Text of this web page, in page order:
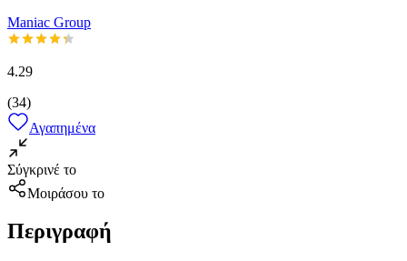
Maniac Group
4.29
(34)
Αγαπημένα
Σύγκρινέ το
Μοιράσου το
Περιγραφή